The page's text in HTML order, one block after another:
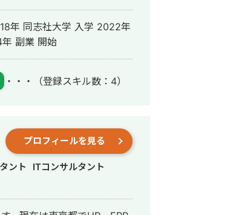
献。2023年1月より個人事
PMO案件に従事。2024年
CRMコンサルティング事業
新規導入PJT/PMO ・大手
ェクトサマ
や引き合い情報と基幹システ
プレイス ・Lightning
を活用した、基幹システム
営業活動と売上実績の相
副業 開始
・・・ （登録スキル数：4）
プロフィールを見る
ント ITコンサルタント